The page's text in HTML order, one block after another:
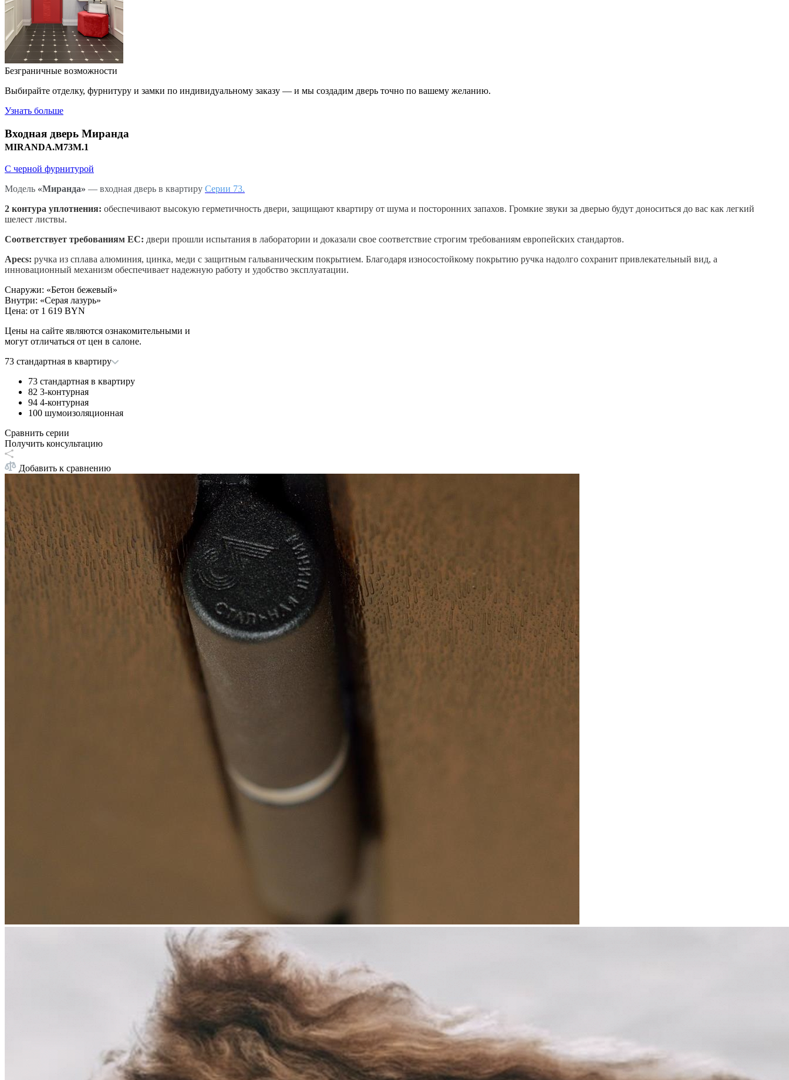
Безграничные возможности
Выбирайте отделку, фурнитуру и замки по индивидуальному заказу — и мы создадим дверь точно по вашему желанию.
Узнать больше
Входная дверь Миранда
MIRANDA.M73M.1
С черной фурнитурой
Модель «Миранда» — входная дверь в квартиру Серии 73.
2 контура уплотнения: обеспечивают высокую герметичность двери, защищают квартиру от шума и посторонних запахов. Громкие звуки за дверью будут доноситься до вас как легкий
шелест листвы.
Соответствует требованиям ЕС: двери прошли испытания в лаборатории и доказали свое соответствие строгим требованиям европейских стандартов.
Apecs: ручка из сплава алюминия, цинка, меди с защитным гальваническим покрытием. Благодаря износостойкому покрытию ручка надолго сохранит привлекательный вид, а
инновационный механизм обеспечивает надежную работу и удобство эксплуатации.
Снаружи: «Бетон бежевый»
Внутри: «Серая лазурь»
Цена: от 1 619 BYN
Цены на сайте являются ознакомительными и
могут отличаться от цен в салоне.
73 стандартная в квартиру
73 стандартная в квартиру
82 3-контурная
94 4-контурная
100 шумоизоляционная
Сравнить серии
Получить консультацию
Добавить к сравнению